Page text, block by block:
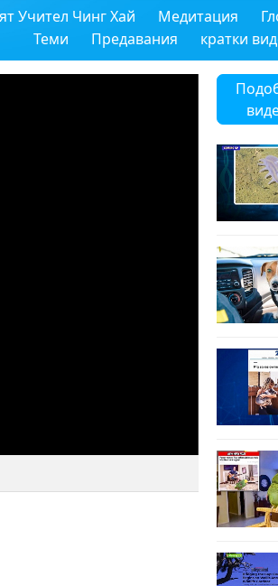
Учител Чинг Хай Медитация
Теми
Предавания кратки